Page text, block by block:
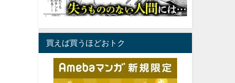
買えば買うほどおトク